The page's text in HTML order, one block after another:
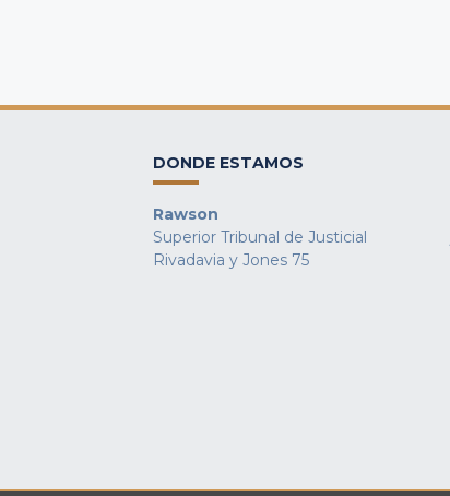
DONDE ESTAMOS
Rawson
Superior Tribunal de Justicial
Rivadavia y Jones 75